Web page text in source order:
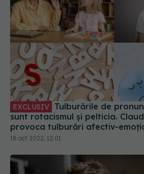
EXCLUSIV
Tulburările de pronunție, cauze. Ce
sunt rotacismul și pelticia.
provoca tulburări afectiv-
socială și chiar depresie
18 oct 2022, 12:01